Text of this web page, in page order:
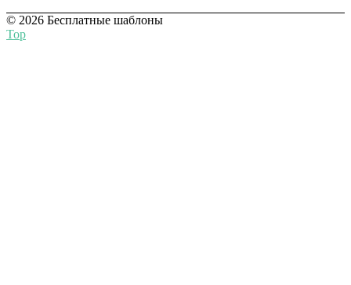
© 2026 Бесплатные шаблоны
Top